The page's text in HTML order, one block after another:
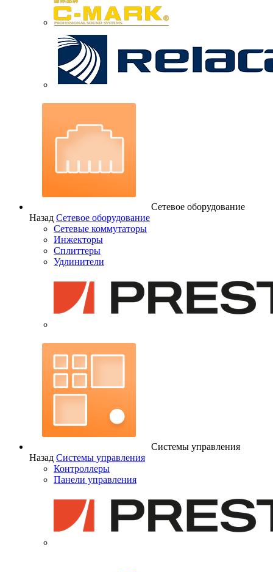
Сетевое оборудование
Назад Сетевое оборудование
Сетевые коммутаторы
Инжекторы
Сплиттеры
Удлинители
Системы управления
Назад Системы управления
Контроллеры
Панели управления